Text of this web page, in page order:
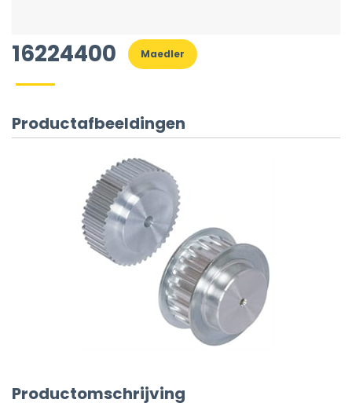
16224400 Maedler
Productafbeeldingen
Productomschrijving